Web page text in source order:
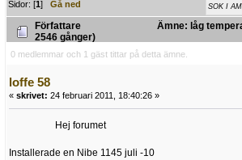
Sidor: [1]Gå ned
Författare
Ämne: låg
2546 gånger)
0 medlemmar och 1 gäst tittar på detta ämne.
loffe 58
« skrivet: 24 februari 2011, 18:40:26 »
Hej forumet
Installerade en Nibe 1145 juli -10